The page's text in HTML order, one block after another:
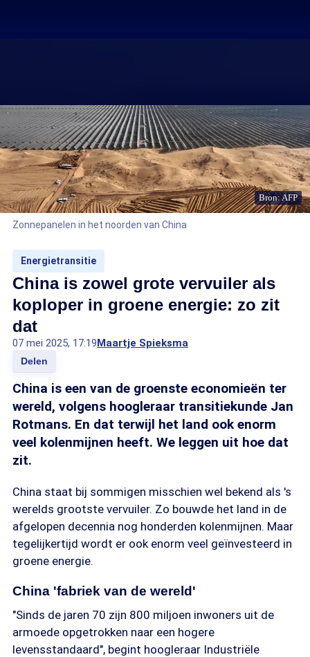
Bron: AFP
Zonnepanelen in het noorden van China
Energietransitie
China is zowel grote vervuiler als
koploper in groene energie: zo zit
dat
07 mei 2025, 17:19Maartje Spieksma
Delen
China is een van de groenste economieën ter
wereld, volgens hoogleraar transitiekunde Jan
Rotmans. En dat terwijl het land ook enorm
veel kolenmijnen heeft. We leggen uit hoe dat
zit.
China staat bij sommigen misschien wel bekend als 's
werelds grootste vervuiler. Zo bouwde het land in de
afgelopen decennia nog honderden kolenmijnen. Maar
tegelijkertijd wordt er ook enorm veel geïnvesteerd in
groene energie.
China 'fabriek van de wereld'
"Sinds de jaren 70 zijn 800 miljoen inwoners uit de
armoede opgetrokken naar een hogere
levensstandaard", begint hoogleraar Industriële